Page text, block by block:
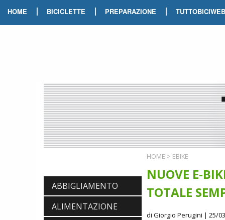
HOME | BICICLETTE | PREPARAZIONE | TUTTOBICIWEB
ABBIGLIAMENTO
ALIMENTAZIONE
HOME > EBIKE
NUOVE E-
TOTALE
di Giorgio Perugini | 25/